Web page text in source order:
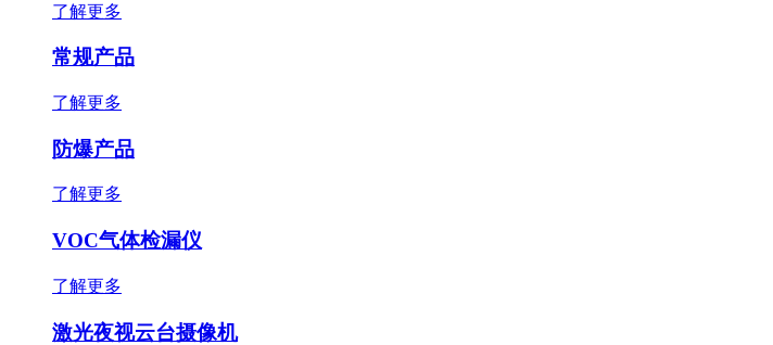
了解更多
常规产品
了解更多
防爆产品
了解更多
VOC气体检漏仪
了解更多
激光夜视云台摄像机